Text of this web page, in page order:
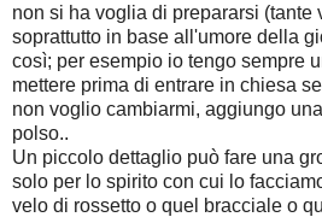
non si ha voglia di prepararsi (tante
soprattutto in base all'umore della
così; per esempio io tengo sempre
mettere prima di entrare in chiesa
non voglio cambiarmi, aggiungo
polso..
Un piccolo dettaglio può fare una
solo per lo spirito con cui lo
velo di rossetto o quel bracciale o